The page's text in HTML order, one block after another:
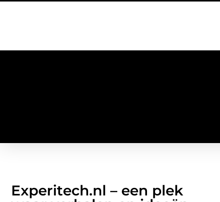
Experitech.nl – een plek